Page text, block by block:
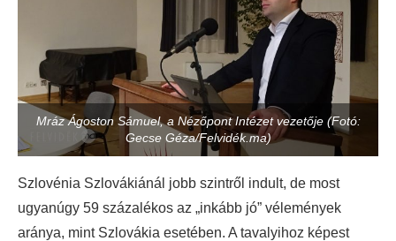
Mráz Ágoston Sámuel, a Nézőpont Intézet vezetője (Fotó:
Gecse Géza/Felvidék.ma)
Szlovénia Szlovákiánál jobb szintről indult, de most
ugyanúgy 59 százalékos az „inkább jó” vélemények
aránya, mint Szlovákia esetében. A tavalyihoz képest